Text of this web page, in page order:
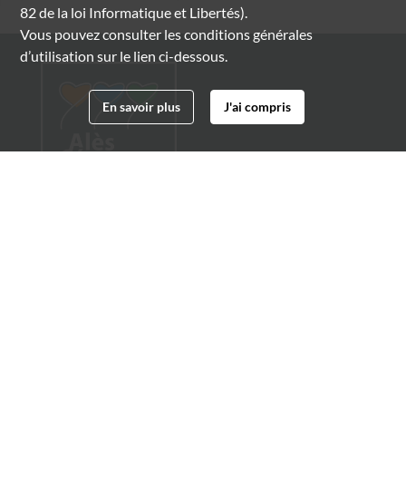
82 de la loi Informatique et Libertés).
Vous pouvez consulter les conditions générales
d’utilisation sur le lien ci-dessous.
En savoir plus J'ai compris